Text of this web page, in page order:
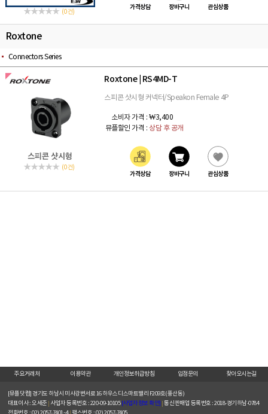
(0 건)
가격상담 장바구니 관심상품
Roxtone
Connectors Series
(0 건)
Roxtone RS4MD-T
스피콘 샷시형 커넥터/Speakon Female 4P
소비자 가격 : ₩3,400
뮤플할인 가격 : 상담 후 공개
가격상담 장바구니 관심상품
주요거래처 이용약관 개인정보취급방침 입점문의 찾아오시는길
[뮤플닷컴] 경기도 하남시 미사강변서로 16 하우스디스마트밸리 F209호(풍산동)
대표이사 : 오세준
사업자 등록번호 : 220-09-10105 [사업자정보 확인]
통신판매업 등록번호 : 2018-경기하남-0784